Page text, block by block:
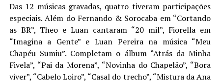
Das 12 músicas gravadas, quatro tiveram participações
especiais. Além do Fernando & Sorocaba em “Cortando
as BR”, Theo e Luan cantaram “20 mil”, Fiorella em
“Imagina a Gente” e Luan Pereira na música “Meu
Chapéu Sumiu”. Completam o álbum “Atrás da Minha
Fivela”, “Pai da Morena”, “Novinha do Chapelão”, “Bora
viver”, “Cabelo Loiro”, “Casal do trecho”, “Mistura da Ana